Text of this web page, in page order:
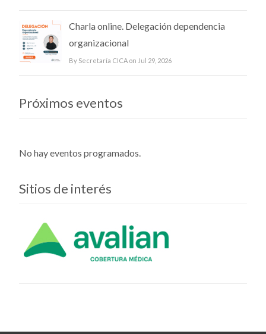
Charla online. Delegación dependencia
organizacional
By Secretaría CICA on Jul 29, 2026
Próximos eventos
No hay eventos programados.
Sitios de interés